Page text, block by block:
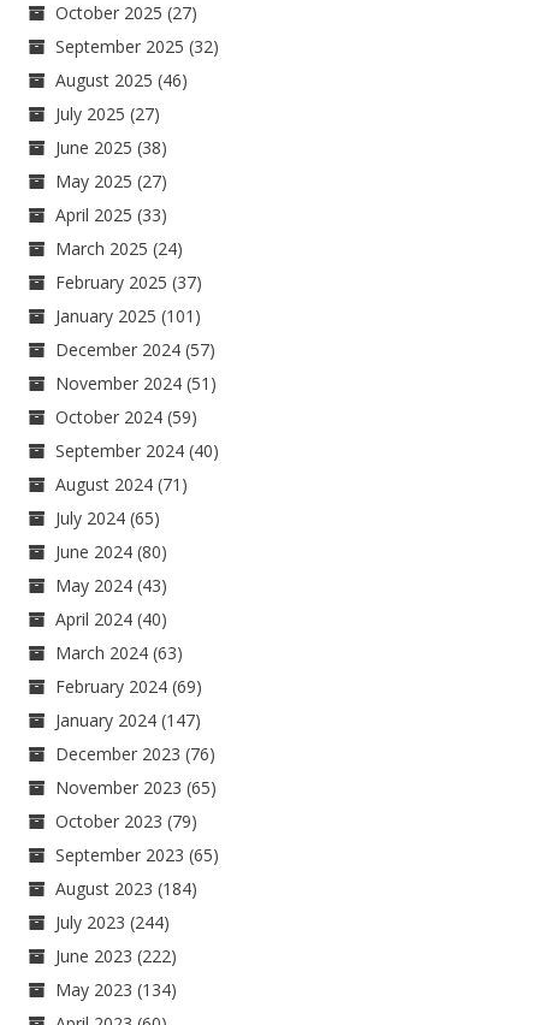
October 2025 (27)
September 2025 (32)
August 2025 (46)
July 2025 (27)
June 2025 (38)
May 2025 (27)
April 2025 (33)
March 2025 (24)
February 2025 (37)
January 2025 (101)
December 2024 (57)
November 2024 (51)
October 2024 (59)
September 2024 (40)
August 2024 (71)
July 2024 (65)
June 2024 (80)
May 2024 (43)
April 2024 (40)
March 2024 (63)
February 2024 (69)
January 2024 (147)
December 2023 (76)
November 2023 (65)
October 2023 (79)
September 2023 (65)
August 2023 (184)
July 2023 (244)
June 2023 (222)
May 2023 (134)